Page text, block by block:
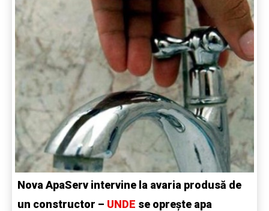
Nova ApaServ intervine la avaria produsă de
un constructor – UNDE se oprește apa